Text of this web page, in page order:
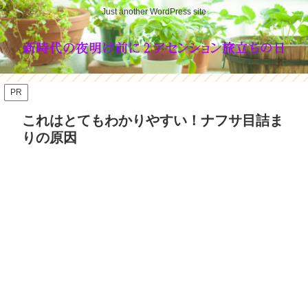
Just another WordPress site
PR
これはとてもわかりやすい！ナフサ目詰ま
りの原因